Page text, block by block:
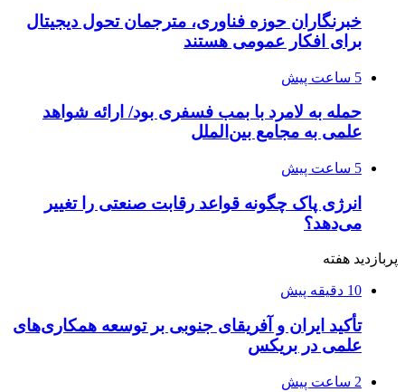
خبرنگاران حوزه فناوری، مترجمان تحول دیجیتال
برای افکار عمومی هستند
5 ساعت پیش
حمله به لامرد با بمب فسفری بود/ ارائه شواهد
علمی به مجامع بین‌الملل
5 ساعت پیش
انرژی پاک چگونه قواعد رقابت صنعتی را تغییر
می‌دهد؟
پربازدید هفته
10 دقیقه پیش
تأکید ایران و آفریقای جنوبی بر توسعه همکاری‌های
علمی در بریکس
2 ساعت پیش